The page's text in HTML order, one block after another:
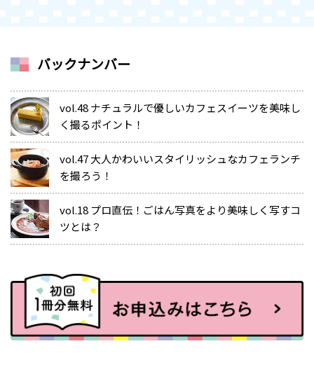
バックナンバー
vol.48 ナチュラルで優しいカフェスイーツを美味し
く撮るポイント！
vol.47 大人かわいいスタイリッシュなカフェランチ
を撮ろう！
vol.18 プロ直伝！ごはん写真をより美味しく写すコ
ツとは？